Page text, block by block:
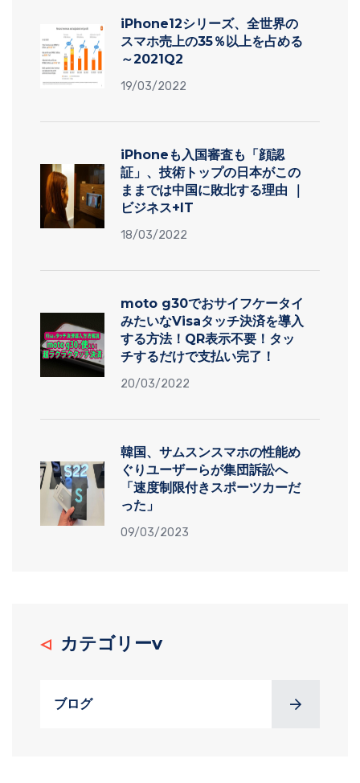
iPhone12シリーズ、全世界の
スマホ売上の35％以上を占める
～2021Q2
19/03/2022
iPhoneも入国審査も「顔認
証」、技術トップの日本がこの
ままでは中国に敗北する理由 ｜
ビジネス+IT
18/03/2022
moto g30でおサイフケータイ
みたいなVisaタッチ決済を導入
する方法！QR表示不要！タッ
チするだけで支払い完了！
20/03/2022
韓国、サムスンスマホの性能め
ぐりユーザーらが集団訴訟へ
「速度制限付きスポーツカーだ
った」
09/03/2023
カテゴリーv
ブログ